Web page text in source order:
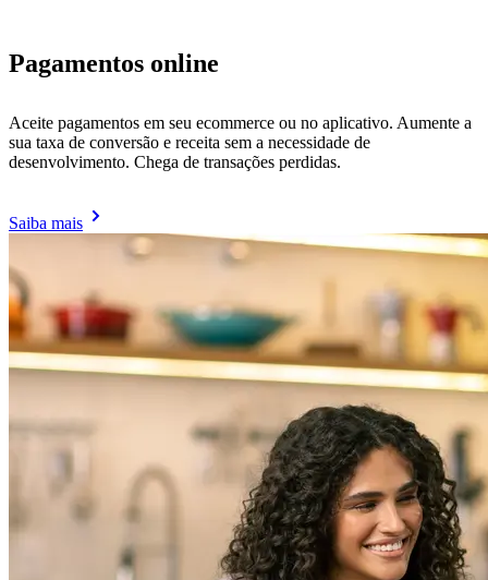
Pagamentos online
Aceite pagamentos em seu ecommerce ou no aplicativo. Aumente a
sua taxa de conversão e receita sem a necessidade de
desenvolvimento. Chega de transações perdidas.
Saiba mais